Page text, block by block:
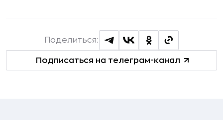
Подписаться на телеграм-канал
Поделиться: